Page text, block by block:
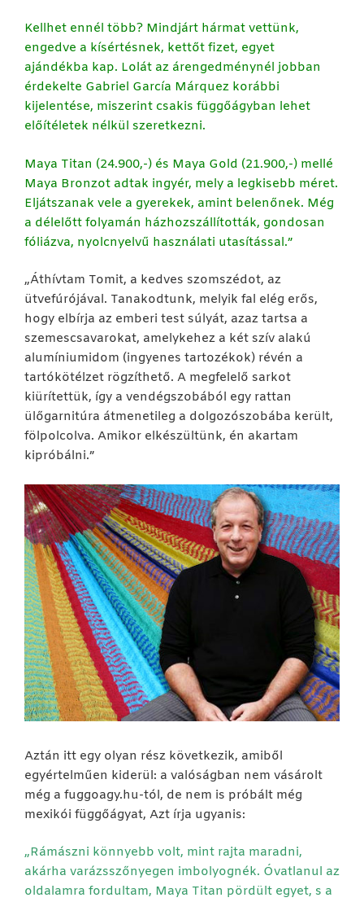
Kellhet ennél több? Mindjárt hármat vettünk,
engedve a kísértésnek, kettőt fizet, egyet
ajándékba kap. Lolát az árengedménynél jobban
érdekelte Gabriel García Márquez korábbi
kijelentése, miszerint csakis függőágyban lehet
előítéletek nélkül szeretkezni.
Maya Titan (24.900,-) és Maya Gold (21.900,-) mellé
Maya Bronzot adtak ingyér, mely a legkisebb méret.
Eljátszanak vele a gyerekek, amint belenőnek. Még
a délelőtt folyamán házhozszállították, gondosan
fóliázva, nyolcnyelvű használati utasítással.”
„Áthívtam Tomit, a kedves szomszédot, az
ütvefúrójával. Tanakodtunk, melyik fal elég erős,
hogy elbírja az emberi test súlyát, azaz tartsa a
szemescsavarokat, amelykehez a két szív alakú
alumíniumidom (ingyenes tartozékok) révén a
tartókötélzet rögzíthető. A megfelelő sarkot
kiürítettük, így a vendégszobából egy rattan
ülőgarnitúra átmenetileg a dolgozószobába került,
fölpolcolva. Amikor elkészültünk, én akartam
kipróbálni.”
Aztán itt egy olyan rész következik, amiből
egyértelműen kiderül: a valóságban nem vásárolt
még a fuggoagy.hu-tól, de nem is próbált még
mexikói függőágyat, Azt írja ugyanis:
„Rámászni könnyebb volt, mint rajta maradni,
akárha varázsszőnyegen imbolyognék. Óvatlanul az
oldalamra fordultam, Maya Titan pördült egyet, s a